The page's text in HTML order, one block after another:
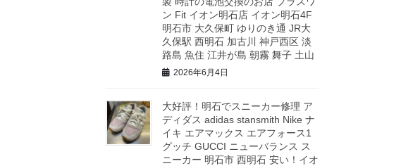
ン Fit イオン明石店 イオン明石4F
明石市 大久保町 ゆりのき通 JR大
久保駅 西明石 加古川 神戸西区 淡
路島 魚住 江井が島 朝霧 舞子 土山
2026年6月4日
大好評！明石でスニーカー修理 ア
ディダス adidas stansmith Nike ナ
イキ エアマックス エアフォース1
グッチ GUCCI ニューバランス ス
ニーカー 明石市 西明石 安い！イオ